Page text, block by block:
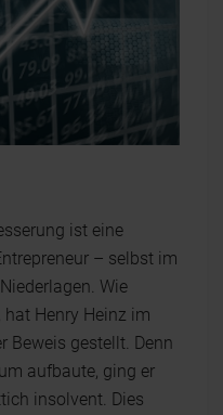
ist eine
– selbst im
Wie
Henry Heinz im
Beweis gestellt. Denn
aufbaute, ging er
insolvent. Dies